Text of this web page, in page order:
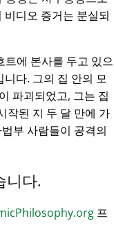
디오 증거는 분실되
에 본사를 두고 있으
다. 그의 집 안의 모
파괴되었고, 그는 집
작된 지 두 달 만에 가
부 사람들이 공격의
니다.
프